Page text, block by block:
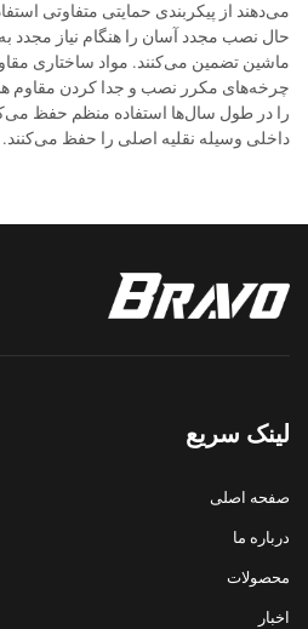
می‌دهند از پیکربندی حمایتی متفاوتی
حال نصب مجدد آسان را هنگام نیاز مجدد
ماشین تضمین می‌کنند. مواد ساختاری
چرخه‌های مکرر نصب و جدا کردن مقاوم
را در طول سال‌ها استفاده منظم حفظ
داخلی وسیله نقلیه اصلی را حفظ می‌کنند.
لینک سریع
صفحه اصلی
درباره ما
محصولات
اخبار